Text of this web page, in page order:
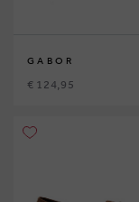
GABOR
€ 124,95